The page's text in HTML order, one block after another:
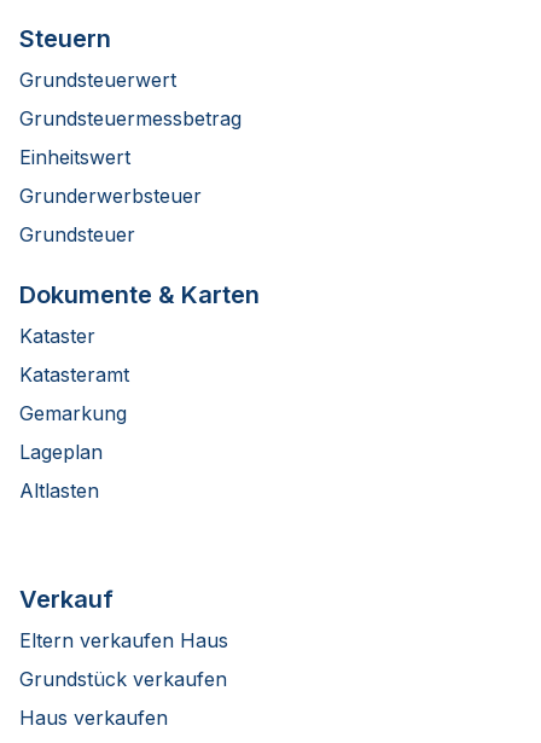
Steuern
Grundsteuerwert
Grundsteuermessbetrag
Einheitswert
Grunderwerbsteuer
Grundsteuer
Dokumente & Karten
Kataster
Katasteramt
Gemarkung
Lageplan
Altlasten
Verkauf
Eltern verkaufen Haus
Grundstück verkaufen
Haus verkaufen